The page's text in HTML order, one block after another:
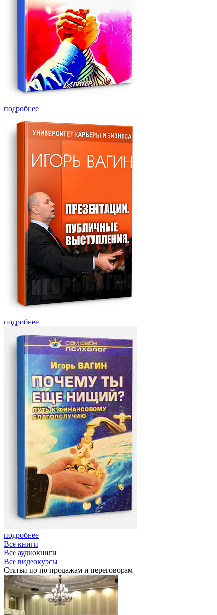
подробнее
подробнее
подробнее
Все книги
Все аудиокниги
Все видеокурсы
Статьи по по продажам и переговорам